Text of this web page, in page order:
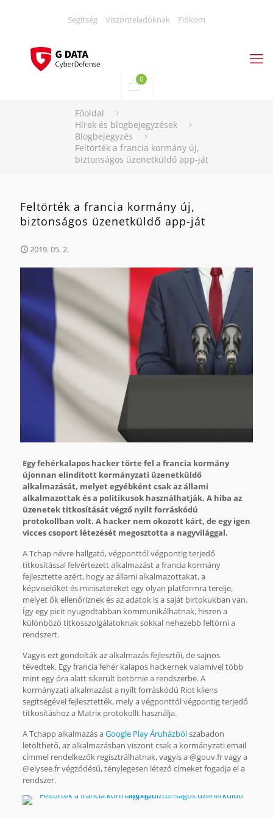
Segítség Viszonteladóknak Fiókom
0
Főoldal
Hírek és blogbejegyzések
Blogbejegyzés
Feltörték a francia kormány új,
biztonságos üzenetküldő app-ját
Feltörték a francia kormány új,
biztonságos üzenetküldő app-ját
2019. 05. 2.
Egy fehérkalapos hacker törte fel a francia kormány
újonnan elindított kormányzati üzenetküldő
alkalmazását, melyet egyébként csak az állami
alkalmazottak és a politikusok használhatják. A hiba az
üzenetek titkosítását végző nyílt forráskódú
protokollban volt. A hacker nem okozott kárt, de egy igen
vicces csoport létezését megosztotta a nagyvilággal.
A Tchap névre hallgató, végponttól végpontig terjedő
titkosítással felvértezett alkalmazást a francia kormány
fejlesztette azért, hogy az állami alkalmazottakat, a
képviselőket és minisztereket egy olyan platformra terelje,
melyet ők ellenőriznek és az adatok is a saját birtokukban van.
Így egy picit nyugodtabban kommunikálhatnak, hiszen a
különböző titkosszolgálatoknak sokkal nehezebb feltörni a
rendszert.
Vagyis ezt gondolták az alkalmazás fejlesztői, de sajnos
tévedtek. Egy francia fehér kalapos hackernek valamivel több
mint egy óra alatt sikerült betörnie a rendszerbe. A
kormányzati alkalmazást a nyílt forráskódú Riot kliens
segítségével fejlesztették, mely a végponttól végpontig terjedő
titkosításhoz a Matrix protokollt használja.
A Tchapp alkalmazás aGoogle Play Áruházbólszabadon
letölthető, az alkalmazásban viszont csak a kormányzati email
címmel rendelkezők regisztrálhatnak, vagyis a @gouv.fr vagy a
@elysee.fr végződésű, ténylegesen létező címeket fogadja el a
rendszer.